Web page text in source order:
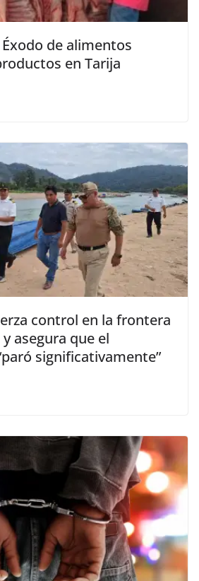
de alimentos
en Tarija
control en la frontera
asegura que el
significativamente”